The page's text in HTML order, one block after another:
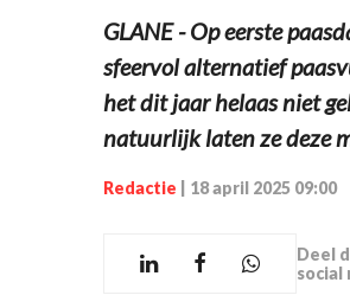
GLANE - Op eerste
sfeervol alternatief
het dit jaar helaas niet
natuurlijk laten ze deze
Redactie 18 april 2025 09:00
Deel
social